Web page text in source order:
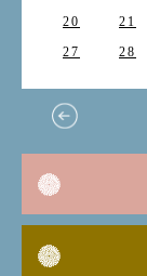
20
21
27
28